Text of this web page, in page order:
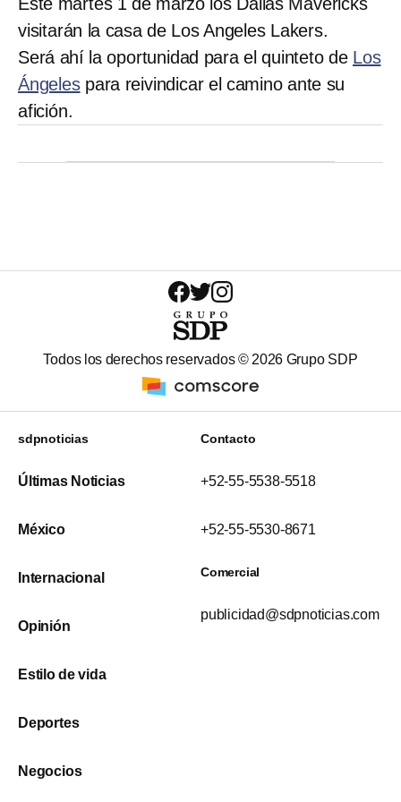
visitarán la casa de Los Angeles Lakers.
Será ahí la oportunidad para el quinteto de Los
Ángelespara reivindicar el camino ante su
afición.
Todos los derechos reservados © 2026 Grupo SDP
sdpnoticias
Últimas Noticias
México
Internacional
Opinión
Estilo de vida
Deportes
Negocios
Contacto
+52-55-5538-5518
+52-55-5530-8671
Comercial
publicidad@sdpnoticias.com